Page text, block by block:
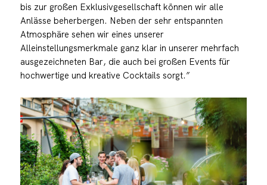
bis zur großen Exklusivgesellschaft können wir alle
Anlässe beherbergen. Neben der sehr entspannten
Atmosphäre sehen wir eines unserer
Alleinstellungsmerkmale ganz klar in unserer mehrfach
ausgezeichneten Bar, die auch bei großen Events für
hochwertige und kreative Cocktails sorgt.”